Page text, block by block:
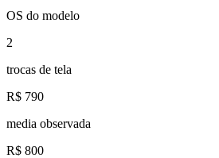
OS do modelo
2
trocas de tela
R$ 790
media observada
R$ 800